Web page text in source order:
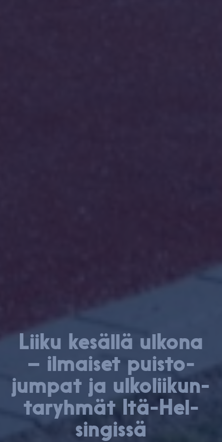
Liiku kesällä ulkona
– ilmaiset puis­to­
jum­pat ja ul­ko­lii­kun­
ta­ryh­mät Itä-Hel­
sin­gis­sä